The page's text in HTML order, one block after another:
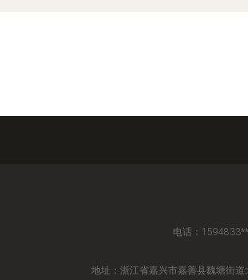
电话：1594833**
地址：浙江省嘉兴市嘉善县魏塘街